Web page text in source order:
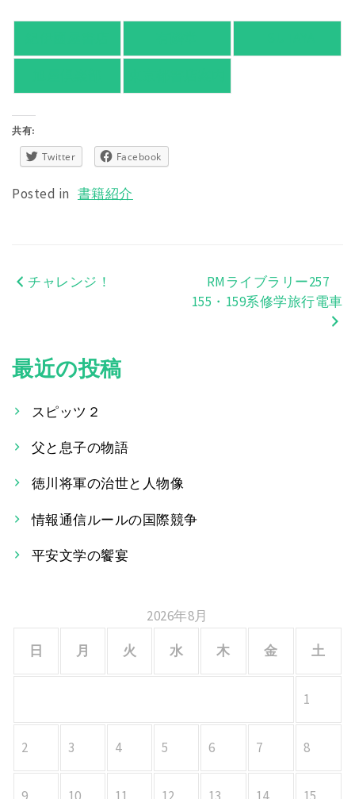
共有:
Twitter Facebook
Posted in 書籍紹介
投
ナ
ビ
ゲ
ー
シ
ョ
チャレンジ！
RMライブラリー257
155・159系修学旅行電車
最近の投稿
スピッツ２
父と息子の物語
徳川将軍の治世と人物像
情報通信ルールの国際競争
平安文学の饗宴
2026年8月
日
月 火 水 木 金 土
1
2 3 4 5 6 7 8